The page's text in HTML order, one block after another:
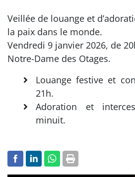
Veillée de louange et
la paix dans le monde.
Vendredi 9 janvier 2026, de
Notre-Dame des Otages.
Louange festive et
21h.
Adoration et
minuit.